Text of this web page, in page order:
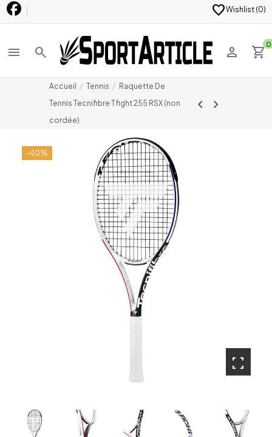
favoriteWishlist (0)
menu search person shopping_cart0
Accueil Tennis
Raquette De
Tennis Tecnifibre Tfight 255 RSX (non
cordée)
chevron_left chevron_right
-40%
fullscreen
fullscreen
fullscreen
fullscreen
fullscreen
fullscreen
fullscreen
fullscreen